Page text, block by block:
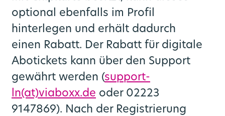
optional ebenfalls im Profil
hinterlegen und erhält dadurch
einen Rabatt. Der Rabatt für digitale
Abotickets kann über den Support
gewährt werden (support-
ln(at)viaboxx.de oder 02223
9147869). Nach der Registrierung